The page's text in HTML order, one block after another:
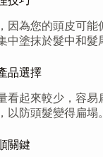
因為您的頭皮可
中塗抹於髮中和
品選擇
看起來較少，容
以防頭髮變得扁
關鍵